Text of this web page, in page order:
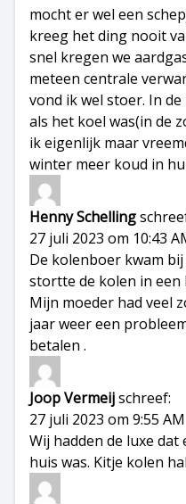
mocht er wel een
kreeg het ding nooit
snel kregen we
meteen centrale
vond ik wel stoer. In
als het koel was(in de
ik eigenlijk maar
winter meer koud in
Henny Schelling
27 juli 2023 om 10:43
De kolenboer kwam
stortte de kolen in een
Mijn moeder had veel
jaar weer een
betalen .
Joop Vermeijschreef:
27 juli 2023 om 9:55 AM
Wij hadden de luxe
huis was. Kitje kolen